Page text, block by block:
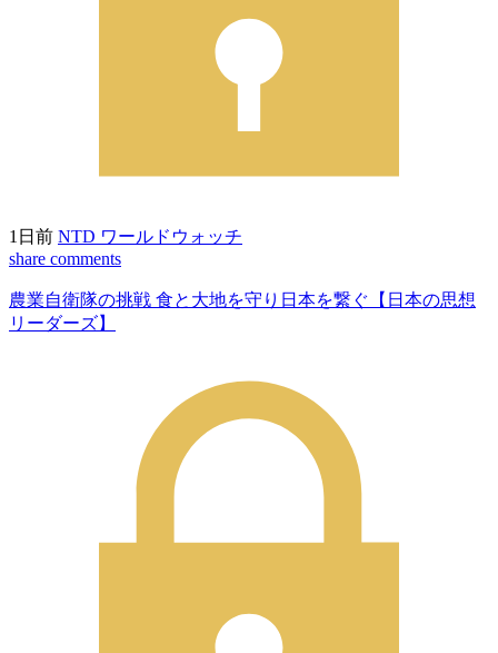
1日前 NTD ワールドウォッチ
share comments
農業自衛隊の挑戦 食と大地を守り日本を繋ぐ【日本の思想
リーダーズ】